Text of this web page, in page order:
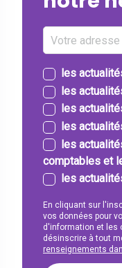
les
les
les
les
les
comptables et
les
En cliquant sur
vos données pour
d'information et les
désinscrire à tout
renseignements